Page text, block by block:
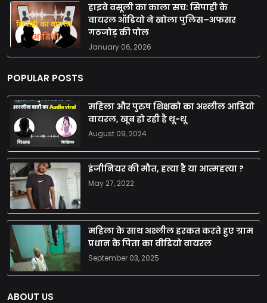
हाइवे वसूली का काला सच: सिपाही के
वायरल ऑडियो ने खोला पुलिस–अफसर
गठजोड़ की पोल
January 06, 2026
POPULAR POSTS
महिला और पुरुष शिक्षको का अश्लील आडियो
वायरल, खूब हो रही है थू-थू
August 09, 2024
इंजीनियर की मौत, हत्या है या आत्महत्या ?
May 27, 2022
महिला के साथ अश्लील हरकत करते हुए ग्राम
प्रधान के पिता का वीडियो वायरल
September 03, 2025
ABOUT US